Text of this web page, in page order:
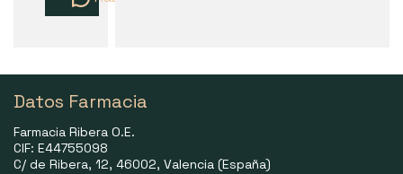
Datos Farmacia
Farmacia Ribera O.E.
CIF: E44755098
C/ de Ribera, 12, 46002, Valencia (España)